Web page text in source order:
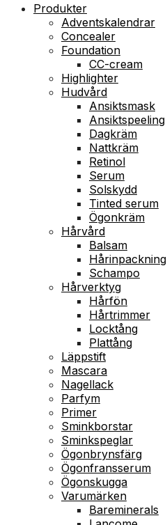
Produkter
Adventskalendrar
Concealer
Foundation
CC-cream
Highlighter
Hudvård
Ansiktsmask
Ansiktspeeling
Dagkräm
Nattkräm
Retinol
Serum
Solskydd
Tinted serum
Ögonkräm
Hårvård
Balsam
Hårinpackning
Schampo
Hårverktyg
Hårfön
Hårtrimmer
Locktång
Plattång
Läppstift
Mascara
Nagellack
Parfym
Primer
Sminkborstar
Sminkspeglar
Ögonbrynsfärg
Ögonfransserum
Ögonskugga
Varumärken
Bareminerals